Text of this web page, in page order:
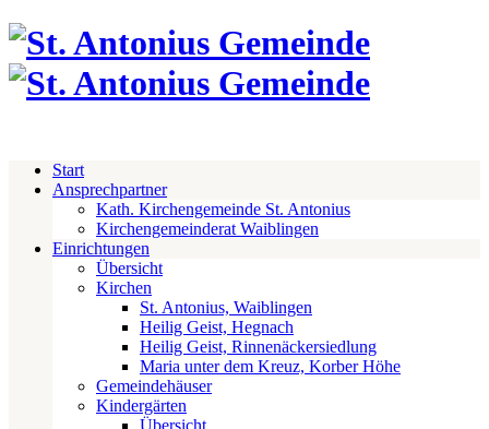
Start
Ansprechpartner
Kath. Kirchengemeinde St. Antonius
Kirchengemeinderat Waiblingen
Einrichtungen
Übersicht
Kirchen
St. Antonius, Waiblingen
Heilig Geist, Hegnach
Heilig Geist, Rinnenäckersiedlung
Maria unter dem Kreuz, Korber Höhe
Gemeindehäuser
Kindergärten